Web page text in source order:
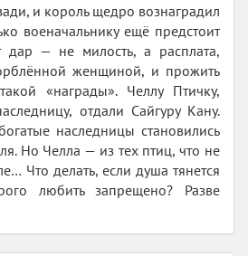
и король щедро вознаградил
военачальнику ещё предстоит
дар — не милость, а расплата,
женщиной, и прожить
«награды». Челлу Птичку,
отдали Сайгуру Кану.
наследницы становились
Но Челла — из тех птиц, что не
Что делать, если душа тянется
любить запрещено? Разве